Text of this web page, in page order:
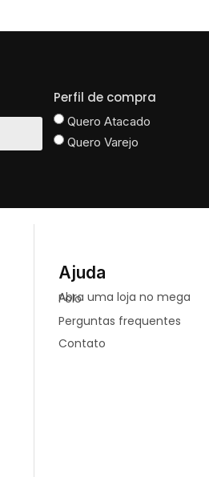
Perfil de compra
Quero Atacado
Quero Varejo
Ajuda
Abra uma loja no mega Polo
Perguntas frequentes
Contato